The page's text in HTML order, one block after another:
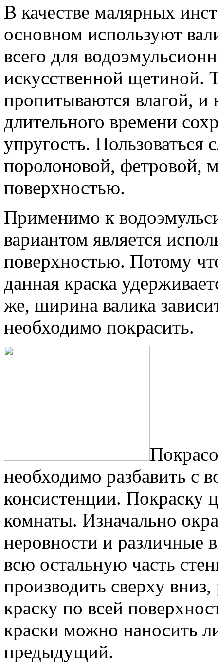
В качестве малярных
основном используют
всего для
искусственной щетиной.
пропитываются влагой, и
длительного времени
упругость. Пользоваться
поролоновой, фетровой,
поверхностью.
Применимо к
вариантом является
поверхностью. Потому
данная краска
же, ширина валика
необходимо покрасить.
необходимо разбавить с
консистенции. Покраску
комнаты. Изначально
неровности и различные
всю остальную часть
производить сверху
краску по всей
краски можно наносить
предыдущий.